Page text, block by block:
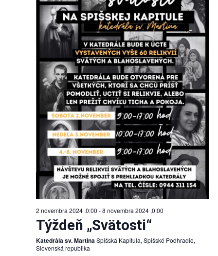
2 novembra 2024 ,0:00 -8 novembra 2024 ,0:00
Týždeň „Svätosti“
Katedrála sv. MartinaSpišská Kapitula, Spišské Podhradie,
Slovenská republika